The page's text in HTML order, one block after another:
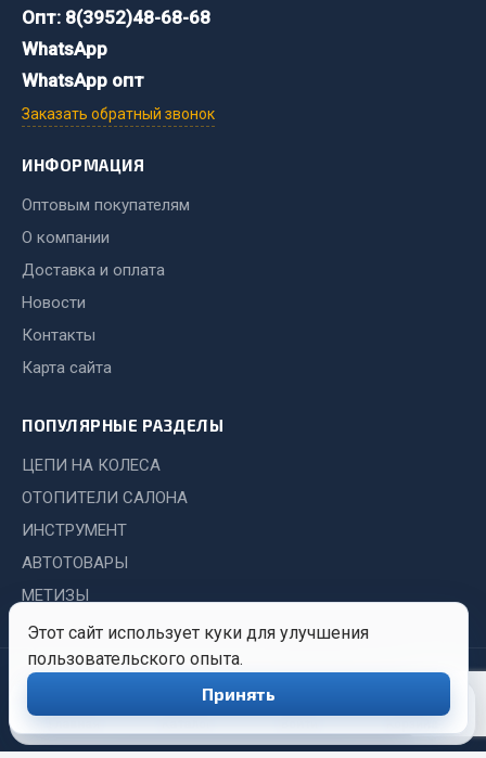
Автомобильный инструмент
Измерительный инструмент
Крепежный инструмент
Силовое оборудование
Слесарный инструмент
Весь раздел
Весь раздел
РТИ
Кольца уплотнительные
Лента конвейерная
Манжеты
Паронит
Патрубки
Рукава высокого давления
Этот сайт использует куки для улучшения
пользовательского опыта.
Принять
Опт: 8(3952)48-68-68
WhatsApp
WhatsApp опт
Заказать обратный звонок
ИНФОРМАЦИЯ
Оптовым покупателям
О компании
Доставка и оплата
Новости
Контакты
Карта сайта
ПОПУЛЯРНЫЕ РАЗДЕЛЫ
ЦЕПИ НА КОЛЕСА
ОТОПИТЕЛИ САЛОНА
ИНСТРУМЕНТ
АВТОТОВАРЫ
МЕТИЗЫ
© 2026 Иркутский Центр Политика
конфиденциальности
Обработка